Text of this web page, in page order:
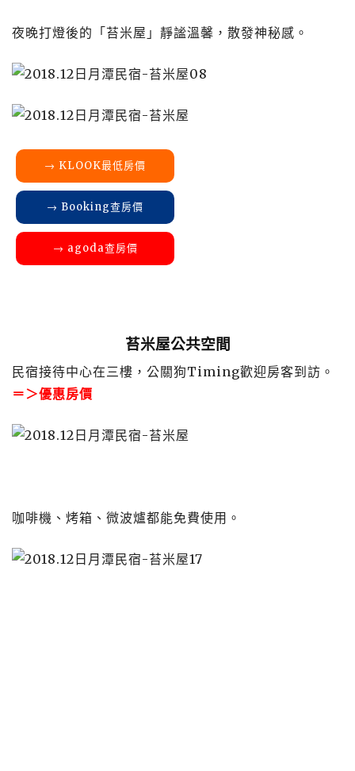
夜晚打燈後的「苔米屋」靜謐溫馨，散發神秘感。
→ KLOOK最低房價
→ Booking查房價
→ agoda查房價
苔米屋公共空間
民宿接待中心在三樓，公關狗Timing歡迎房客到訪。
＝＞優惠房價
咖啡機、烤箱、微波爐都能免費使用。